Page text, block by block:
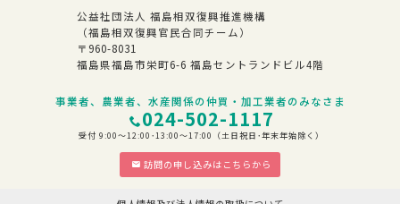
公益社団法人 福島相双復興推進機構
（福島相双復興官民合同チーム）
〒960-8031
福島県福島市栄町6-6 福島セントランドビル4階
事業者、農業者、水産関係の仲買・加工業者のみなさま
024-502-1117
受付 9:00～12:00･13:00～17:00（土日祝日･年末年始除く）
訪問の申し込みはこちらから